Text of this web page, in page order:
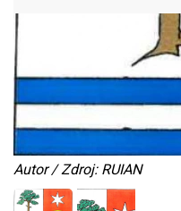
Autor / Zdroj: RUIAN